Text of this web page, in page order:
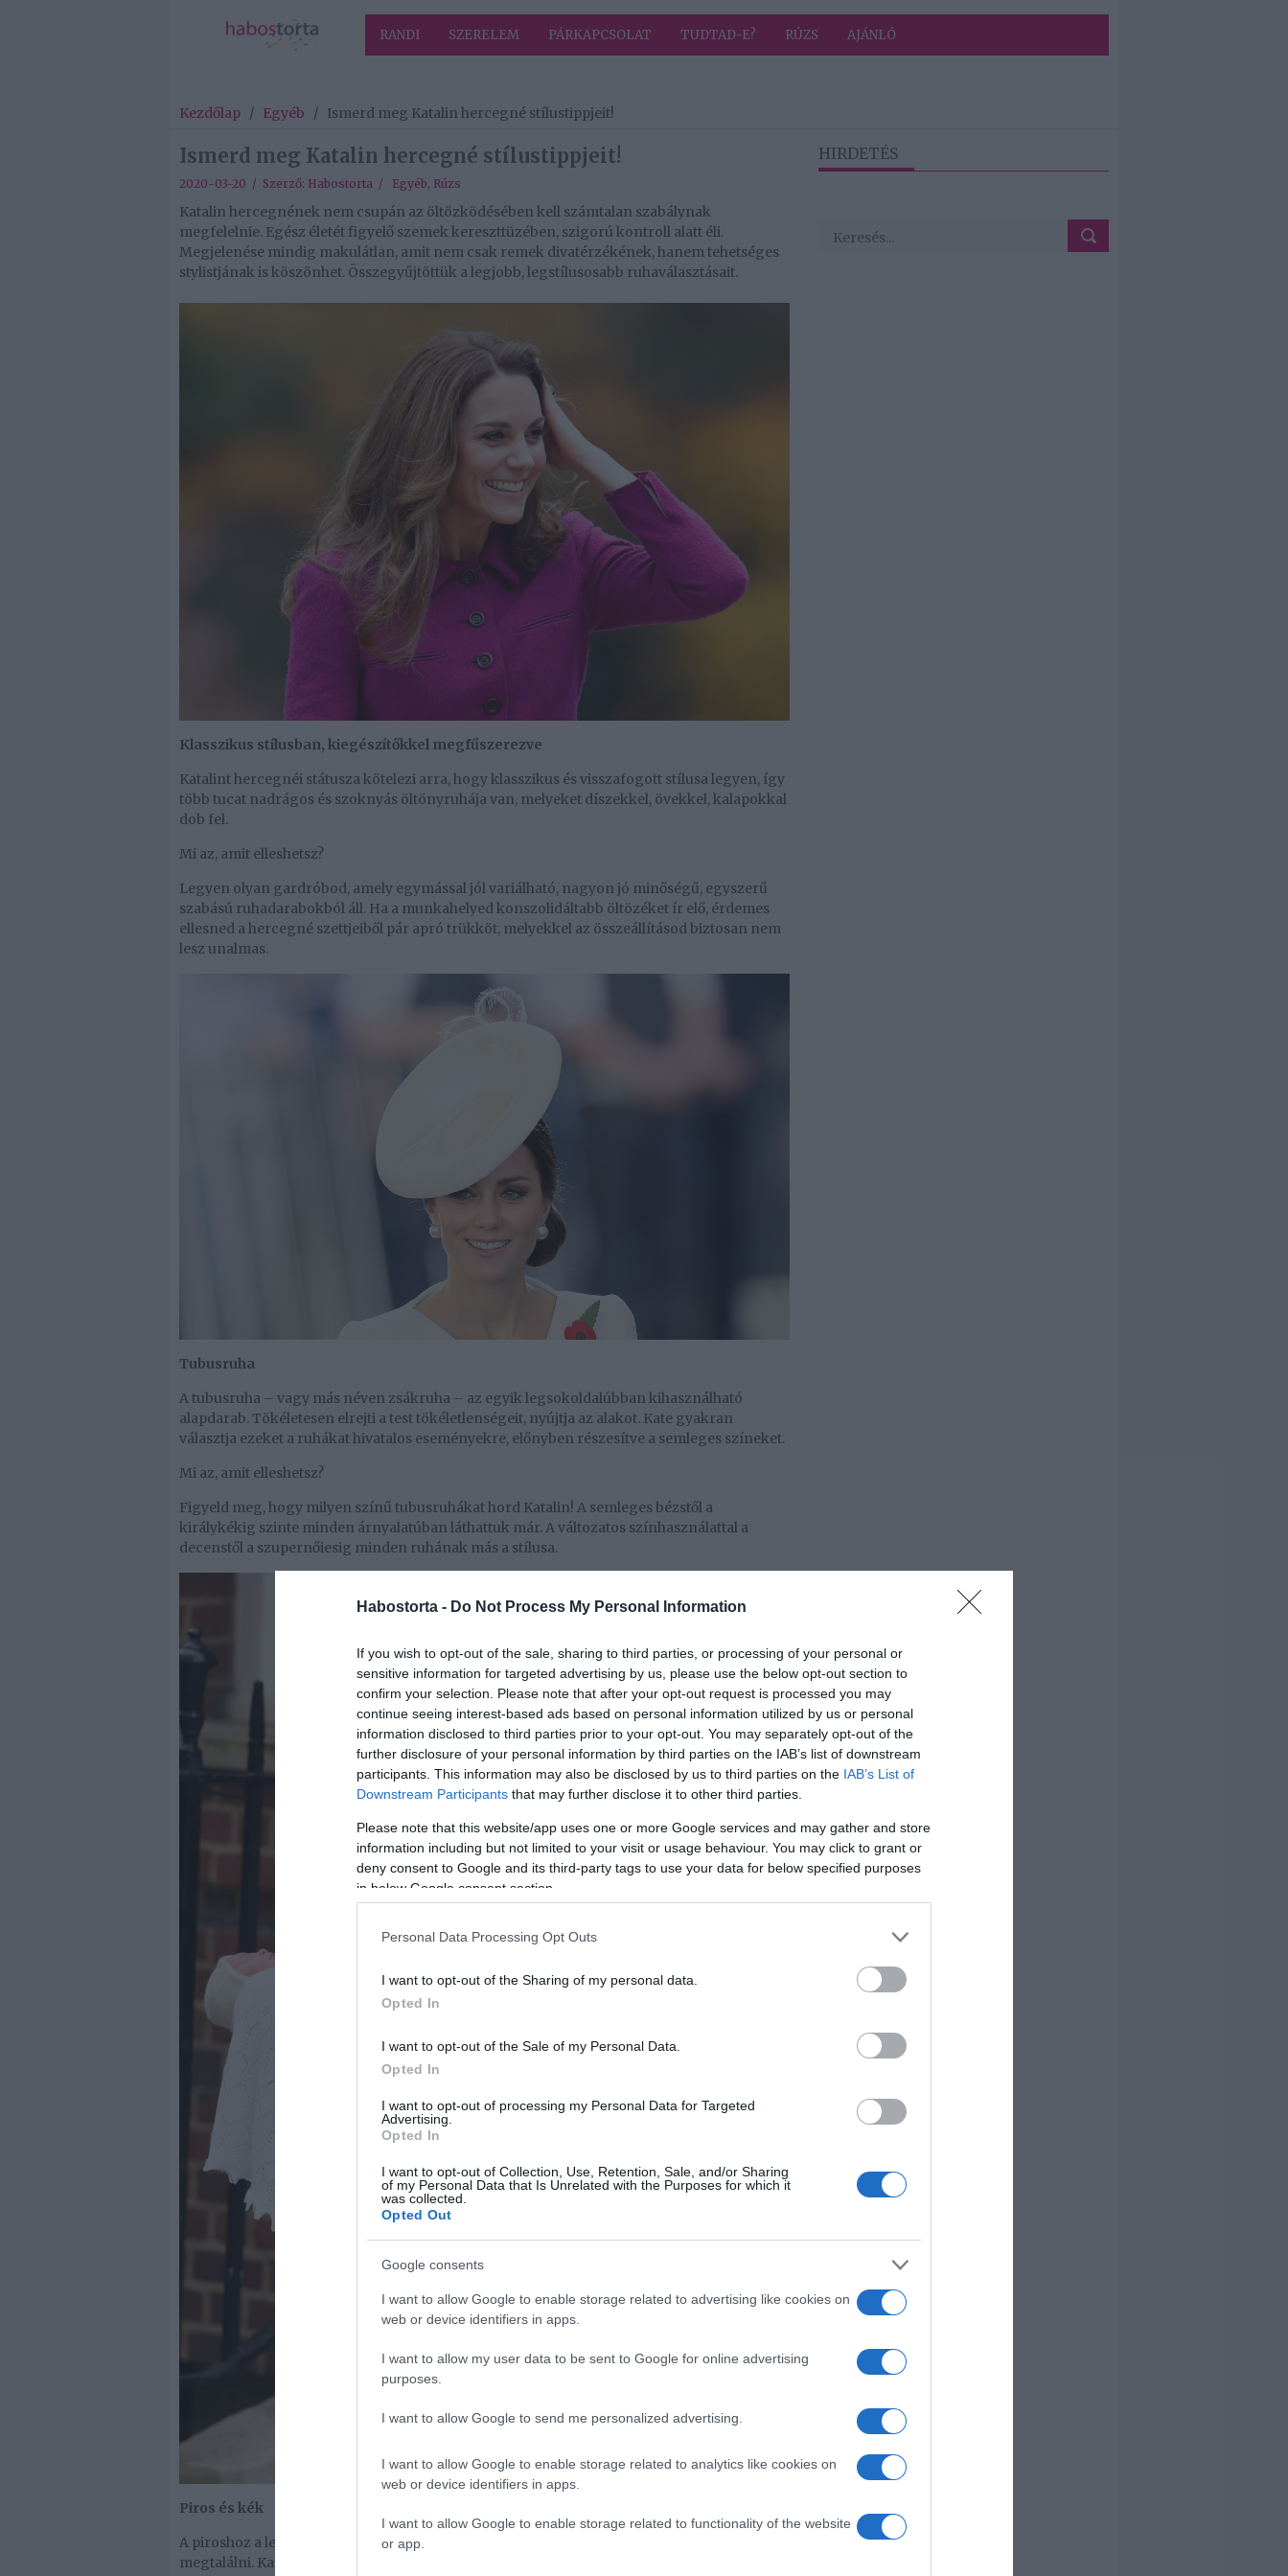
Habostorta - Do Not Process My Personal Information
If you wish to opt-out of the sale, sharing to third parties, or processing of your personal or
sensitive information for targeted advertising by us, please use the below opt-out section to
confirm your selection. Please note that after your opt-out request is processed you may
continue seeing interest-based ads based on personal information utilized by us or personal
information disclosed to third parties prior to your opt-out. You may separately opt-out of the
further disclosure of your personal information by third parties on the IAB’s list of downstream
participants. This information may also be disclosed by us to third parties on the IAB’s List of
Downstream Participants that may further disclose it to other third parties.
Please note that this website/app uses one or more Google services and may gather and store
information including but not limited to your visit or usage behaviour. You may click to grant or
deny consent to Google and its third-party tags to use your data for below specified purposes
in below Google consent section.
Personal Data Processing Opt Outs
I want to opt-out of the Sharing of my personal data.
Opted In
I want to opt-out of the Sale of my Personal Data.
Opted In
I want to opt-out of processing my Personal Data for Targeted
Advertising.
Opted In
I want to opt-out of Collection, Use, Retention, Sale, and/or Sharing
of my Personal Data that Is Unrelated with the Purposes for which it
was collected.
Opted Out
Google consents
I want to allow Google to enable storage related to advertising like cookies on
web or device identifiers in apps.
I want to allow my user data to be sent to Google for online advertising
purposes.
I want to allow Google to send me personalized advertising.
I want to allow Google to enable storage related to analytics like cookies on
web or device identifiers in apps.
I want to allow Google to enable storage related to functionality of the website
or app.
RANDI SZERELEM PÁRKAPCSOLAT TUDTAD-E? RÚZS AJÁNLÓ
Kezdőlap / Egyéb / Ismerd meg Katalin hercegné stílustippjeit!
Ismerd meg Katalin hercegné stílustippjeit!
2020-03-20 / Szerző: Habostorta / Egyéb, Rúzs
Katalin hercegnének nem csupán az öltözködésében kell számtalan szabálynak
megfelelnie. Egész életét figyelő szemek kereszttüzében, szigorú kontroll alatt éli.
Megjelenése mindig makulátlan, amit nem csak remek divatérzékének, hanem tehetséges
stylistjának is köszönhet. Összegyűjtöttük a legjobb, legstílusosabb ruhaválasztásait.
Klasszikus stílusban, kiegészítőkkel megfűszerezve
Katalint hercegnéi státusza kötelezi arra, hogy klasszikus és visszafogott stílusa legyen, így
több tucat nadrágos és szoknyás öltönyruhája van, melyeket díszekkel, övekkel, kalapokkal
dob fel.
Mi az, amit elleshetsz?
Legyen olyan gardróbod, amely egymással jól variálható, nagyon jó minőségű, egyszerű
szabású ruhadarabokból áll. Ha a munkahelyed konszolidáltabb öltözéket ír elő, érdemes
ellesned a hercegné szettjeiből pár apró trükköt, melyekkel az összeállításod biztosan nem
lesz unalmas.
Tubusruha
A tubusruha – vagy más néven zsákruha – az egyik legsokoldalúbban kihasználható
alapdarab. Tökéletesen elrejti a test tökéletlenségeit, nyújtja az alakot. Kate gyakran
választja ezeket a ruhákat hivatalos eseményekre, előnyben részesítve a semleges színeket.
Mi az, amit elleshetsz?
Figyeld meg, hogy milyen színű tubusruhákat hord Katalin! A semleges bézstől a
királykékig szinte minden árnyalatúban láthattuk már. A változatos színhasználattal a
decenstől a szupernőiesig minden ruhának más a stílusa.
Piros és kék
A piroshoz a legtöbben félve nyúlunk, pedig csak a megfelelő színárnyalatot kell
megtalálni. Katalin a klasszikus pirosat szereti, melyet a hétköznapokban és ünnepi
HIRDETÉS